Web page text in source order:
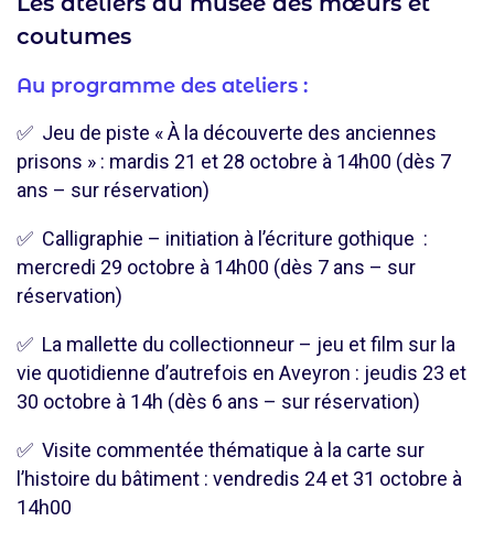
coutumes
Au programme des ateliers :
✅ Jeu de piste « À la découverte des anciennes
prisons » : mardis 21 et 28 octobre à 14h00 (dès 7
ans – sur réservation)
✅ Calligraphie – initiation à l’écriture gothique :
mercredi 29 octobre à 14h00 (dès 7 ans – sur
réservation)
✅ La mallette du collectionneur – jeu et film sur la
vie quotidienne d’autrefois en Aveyron : jeudis 23 et
30 octobre à 14h (dès 6 ans – sur réservation)
✅ Visite commentée thématique à la carte sur
l’histoire du bâtiment : vendredis 24 et 31 octobre à
14h00